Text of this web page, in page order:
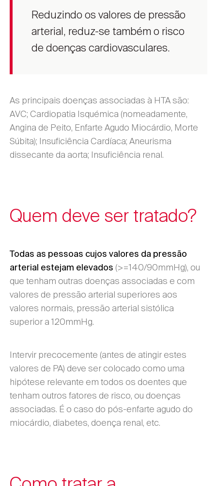
Reduzindo os valores de pressão
arterial, reduz-se também o risco
de doenças cardiovasculares.
As principais doenças associadas à HTA são:
AVC; Cardiopatia Isquémica (nomeadamente,
Angina de Peito, Enfarte Agudo Miocárdio, Morte
Súbita); Insuficiência Cardíaca; Aneurisma
dissecante da aorta; Insuficiência renal.
Quem deve ser tratado?
Todas as pessoas cujos valores da pressão
arterial estejam elevados (>=140/90mmHg), ou
que tenham outras doenças associadas e com
valores de pressão arterial superiores aos
valores normais, pressão arterial sistólica
superior a 120mmHg.
Intervir precocemente (antes de atingir estes
valores de PA) deve ser colocado como uma
hipótese relevante em todos os doentes que
tenham outros fatores de risco, ou doenças
associadas. É o caso do pós-enfarte agudo do
miocárdio, diabetes, doença renal, etc.